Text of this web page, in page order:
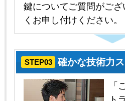
鍵についてご質問がご
くお申し付けください。
STEP03 確かな技術力
「